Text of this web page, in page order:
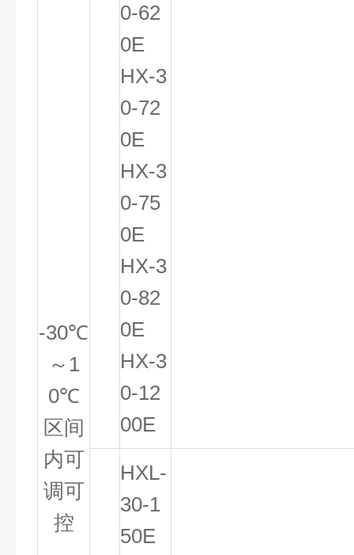
-30℃
～ 1
0℃
区间
内可
调可
控
0-62
0E
HX-3
0-72
0E
HX-3
0-75
0E
HX-3
0-82
0E
HX-3
0-12
00E
HXL-
30-1
50E